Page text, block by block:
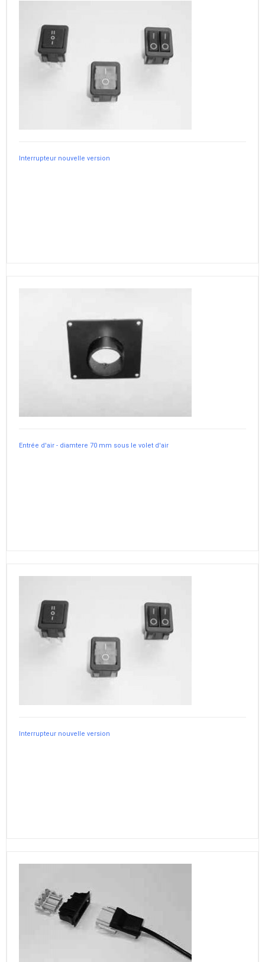
Interrupteur nouvelle version
Entrée d'air - diamtere 70 mm sous le volet d'air
Interrupteur nouvelle version